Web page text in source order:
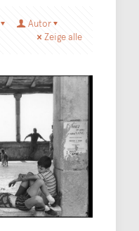
Autor
Zeige alle